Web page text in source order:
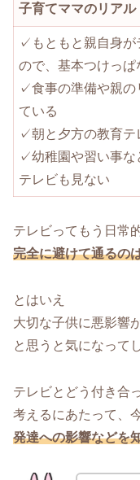
子育てママのリアル
✓もともと親自身が
ので、基本つけっぱ
✓食事の準備や親の
ている
✓朝と夕方の教育テ
✓幼稚園や習い事な
テレビも見ない
テレビってもう日常
完全に避けて通るの
とはいえ
大切な子供に悪影響
と思うと気になって
テレビとどう付き合
考えるにあたって、
発達への影響などを